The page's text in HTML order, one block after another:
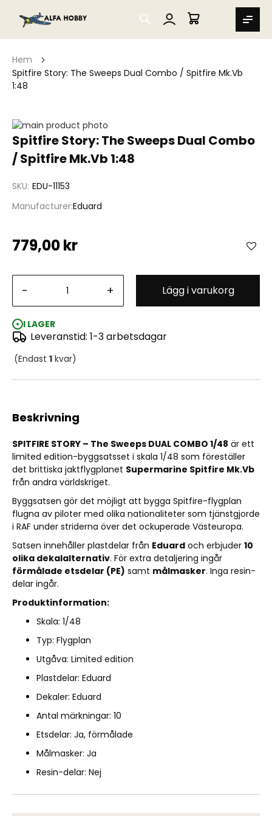
SEARCH
MIN VARUKORG
Hem
Spitfire Story: The Sweeps Dual Combo / Spitfire Mk.Vb
1:48
Spitfire Story: The Sweeps Dual Combo
/ Spitfire Mk.Vb 1:48
SKU EDU-11153
ManufacturerEduard
779,00 kr
- + Lägg i varukorg
I LAGER
Leveranstid: 1-3 arbetsdagar
(Endast 1 kvar)
Hoppa
till
slutet
av
Spitfire Story: The Sweeps Dual Combo / Spitfire Mk.Vb
Hoppa
till
början
bildgalleriet
Beskrivning
SPITFIRE STORY – The Sweeps DUAL COMBO 1/48 är ett
limited edition-byggsatsset i skala 1/48 som föreställer
det brittiska jaktflygplanet Supermarine Spitfire Mk.Vb
från andra världskriget.
Byggsatsen gör det möjligt att bygga Spitfire-flygplan
flugna av piloter med olika nationaliteter som tjänstgjorde
i RAF under striderna över det ockuperade Västeuropa.
Satsen innehåller plastdelar från Eduard och erbjuder 10
olika dekalalternativ. För extra detaljering ingår
förmålade etsdelar (PE) samt målmasker. Inga resin-
delar ingår.
Produktinformation:
Skala: 1/48
Typ: Flygplan
Utgåva: Limited edition
Plastdelar: Eduard
Dekaler: Eduard
Antal märkningar: 10
Etsdelar: Ja, förmålade
Målmasker: Ja
Resin-delar: Nej